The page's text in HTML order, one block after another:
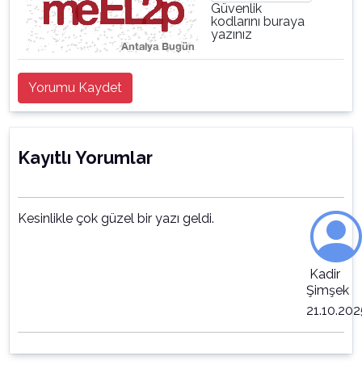
Güvenlik
kodlarını buraya
yazınız
Yorumu Kaydet
Kayıtlı Yorumlar
Kesinlikle çok güzel bir yazı geldi.
Kadir
Şimşek